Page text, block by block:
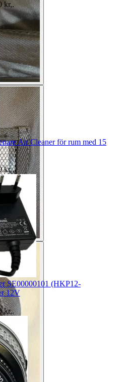
kr,.
Air Cleaner för rum med 15
kr,.
SE00000101 (HKP12-
12V
kr,.